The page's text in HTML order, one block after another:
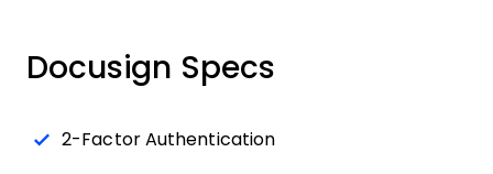
Docusign Specs
2-Factor Authentication